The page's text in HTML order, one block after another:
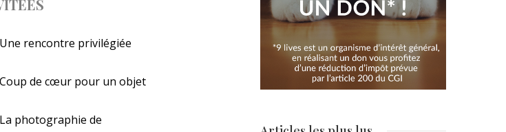
rencontre privilégiée
de cœur pour un objet
photographie de